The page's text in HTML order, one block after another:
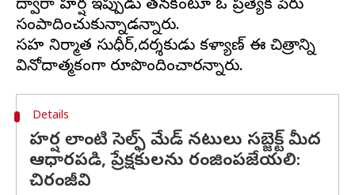
ద్వారా హర్ష ఇప్పుడు తనకంటూ ఓ ప్రత్యేక పేరు
సంపాదించుకున్నాడన్నారు.
సహ నిర్మాత సుధీర్,దర్శకుడు కళ్యాణ్ ఈ చిత్రాన్ని
Details
హర్ష లాంటి సెల్ఫ్ మేడ్ నటులు సబ్జెక్ట్ మీద
ఆధారపడి, ప్రేక్షకులను రంజింపజేయలి:
చిరంజీవి